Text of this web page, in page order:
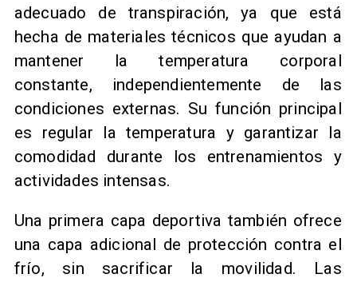
adecuado de transpiración, ya que está
hecha de materiales técnicos que ayudan a
mantener la temperatura corporal
constante, independientemente de las
condiciones externas. Su función principal
es regular la temperatura y garantizar la
comodidad durante los entrenamientos y
actividades intensas.
Una primera capa deportiva también ofrece
una capa adicional de protección contra el
frío, sin sacrificar la movilidad. Las